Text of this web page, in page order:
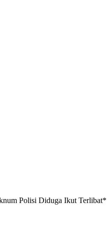
Polisi Diduga Ikut Terlibat*